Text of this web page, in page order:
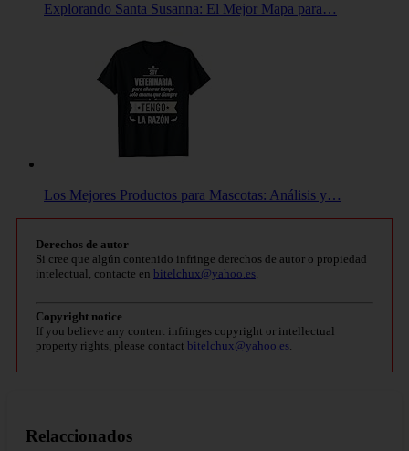
Explorando Santa Susanna: El Mejor Mapa para…
Los Mejores Productos para Mascotas: Análisis y…
Derechos de autor
Si cree que algún contenido infringe derechos de autor o propiedad
intelectual, contacte en bitelchux@yahoo.es.
Copyright notice
If you believe any content infringes copyright or intellectual
property rights, please contact bitelchux@yahoo.es.
Relaccionados